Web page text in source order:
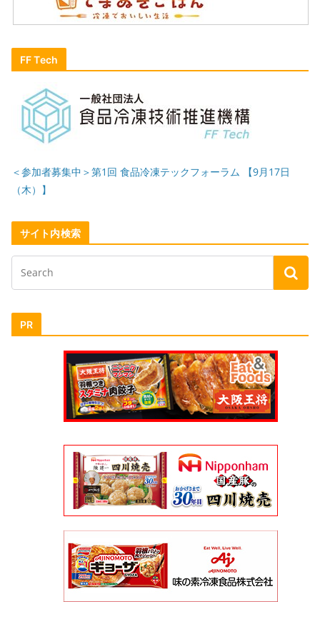
FF Tech
＜参加者募集中＞第1回 食品冷凍テックフォーラム 【9月17日
（木）】
サイト内検索
PR